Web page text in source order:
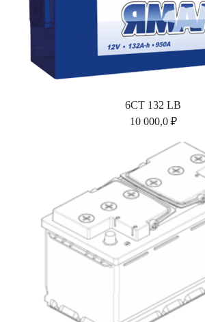
6СТ 132 LB
10 000,0 ₽